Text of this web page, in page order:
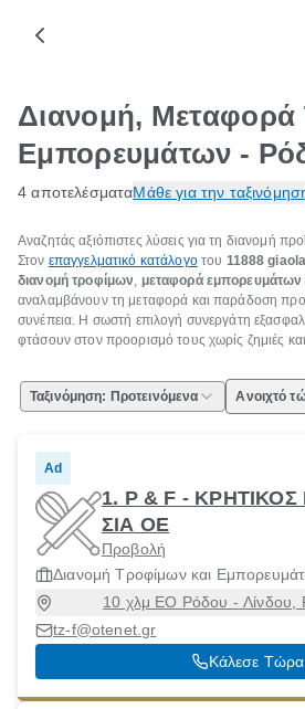
Διανομή,
Εμπορευμάτων -
4 αποτελέσματαΜάθε για την
Αναζητάς αξιόπιστες λύσεις για τη διανομή
Στον επαγγελματικό κατάλογοτου 11888 giaola
διανομή τροφίμων, μεταφορά εμπορευμάτων
αναλαμβάνουν τη μεταφορά και παράδοση
συνέπεια. Η σωστή επιλογή συνεργάτη
φτάσουν στον προορισμό τους χωρίς ζημιές
Ταξινόμηση: Προτεινόμενα Ανοιχτό
Ad
1. P & F -
ΣΙΑ ΟΕ
Προβολή
Διανομή Τροφίμων και
10 χλμ ΕΟ Ρόδου - Λίνδου,
tz-f@otenet.gr
Κάλεσε Τώρα